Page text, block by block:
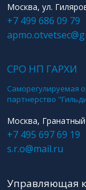
Москва, ул.
+7 499 686 09 79
СРО НП ГАРХИ
Саморегулируемая
партнерство
Москва,
+7 495 697 69 19
s.r.o@mail.ru
Управляющая